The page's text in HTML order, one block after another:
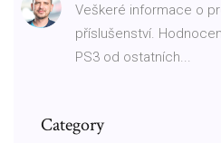
Veškeré informace o
příslušenství.
PS3 od ostatních...
Category